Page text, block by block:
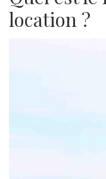
location ?